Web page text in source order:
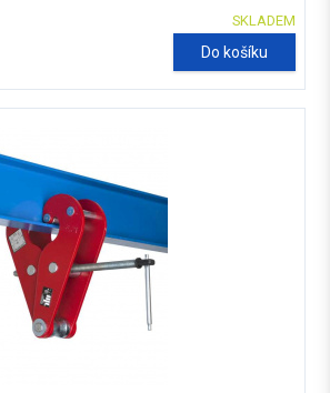
SKLADEM
Do košíku